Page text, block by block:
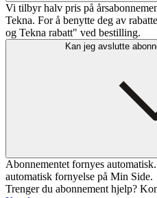
Vi tilbyr halv pris på
Tekna. For å benytte deg av
og Tekna rabatt" ved bestilling.
Kan jeg avslutte
Abonnementet fornyes
automatisk fornyelse på Min Side.
Trenger du abonnement hjelp?